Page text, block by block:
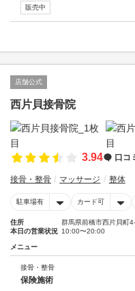
販売中
店舗公式
西片貝接骨院
3.94 口コ
接骨・整骨 マッサージ 整体
駐車場有 カード可
住所
群馬県前橋市西片貝町
本日の営業状況 10:00〜20:00
メニュー
接骨・整骨
保険施術